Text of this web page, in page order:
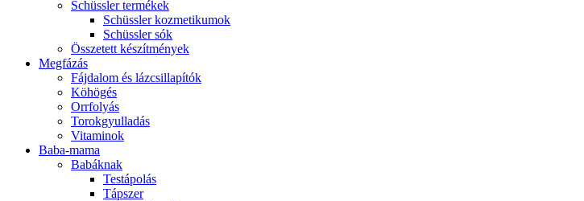
Schüssler termékek
Schüssler kozmetikumok
Schüssler sók
Összetett készítmények
Megfázás
Fájdalom és lázcsillapítók
Köhögés
Orrfolyás
Torokgyulladás
Vitaminok
Baba-mama
Babáknak
Testápolás
Tápszer